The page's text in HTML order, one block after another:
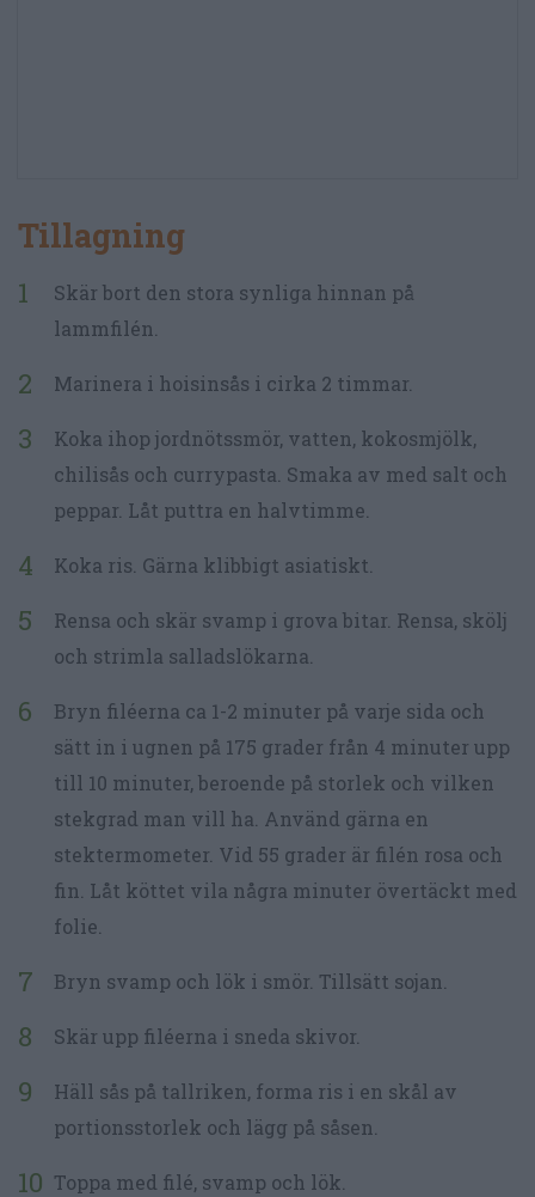
Tillagning
Skär bort den stora synliga hinnan på
lammfilén.
Marinera i hoisinsås i cirka 2 timmar.
Koka ihop jordnötssmör, vatten, kokosmjölk,
chilisås och currypasta. Smaka av med salt och
peppar. Låt puttra en halvtimme.
Koka ris. Gärna klibbigt asiatiskt.
Rensa och skär svamp i grova bitar. Rensa, skölj
och strimla salladslökarna.
Bryn filéerna ca 1-2 minuter på varje sida och
sätt in i ugnen på 175 grader från 4 minuter upp
till 10 minuter, beroende på storlek och vilken
stekgrad man vill ha. Använd gärna en
stektermometer. Vid 55 grader är filén rosa och
fin. Låt köttet vila några minuter övertäckt med
folie.
Bryn svamp och lök i smör. Tillsätt sojan.
Skär upp filéerna i sneda skivor.
Häll sås på tallriken, forma ris i en skål av
portionsstorlek och lägg på såsen.
Toppa med filé, svamp och lök.